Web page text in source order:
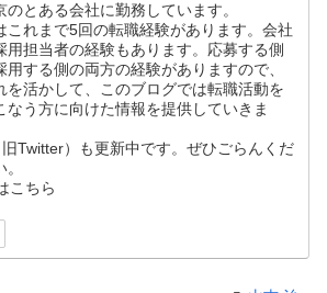
のとある会社に勤務しています。
これまで5回の転職経験があります。会社
用担当者の経験もあります。応募する側
用する側の両方の経験がありますので、
を活かして、このブログでは転職活動を
なう方に向けた情報を提供していきま
Twitter）も更新中です。ぜひごらんくだ
こちら